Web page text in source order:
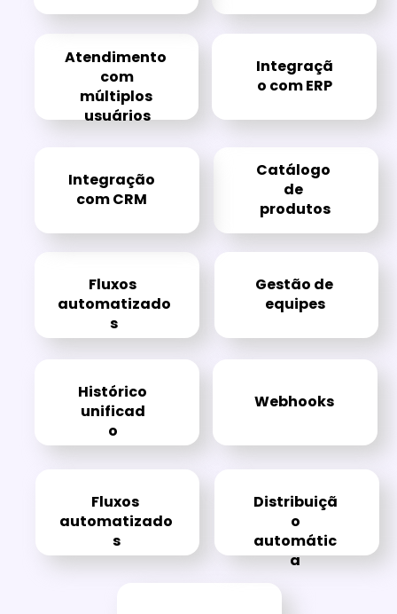
Atendimento
com
múltiplos
usuários
Integraçã
o com ERP
Integração
com CRM
Fluxos
automatizado
s
Histórico
unificad
o
Catálogo
de
produtos
Gestão de
equipes
Fluxos
automatizado
s
Distribuiçã
o
automátic
a
Webhooks